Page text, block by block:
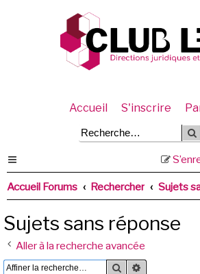
Accueil S'inscrire
Accueil Forums Rechercher Sujets
Sujets sans réponse
Aller à la recherche avancée
Rechercher